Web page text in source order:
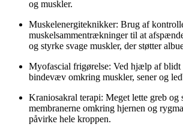
og muskler.
Muskelenergiteknikker: Brug af
muskelsammentrækninger til at
og styrke svage muskler, der støtter
Myofascial frigørelse: Ved hjælp af blidt
bindevæv omkring muskler, sener og
Kraniosakral terapi: Meget lette greb og
membranerne omkring hjernen og
påvirke hele kroppen.